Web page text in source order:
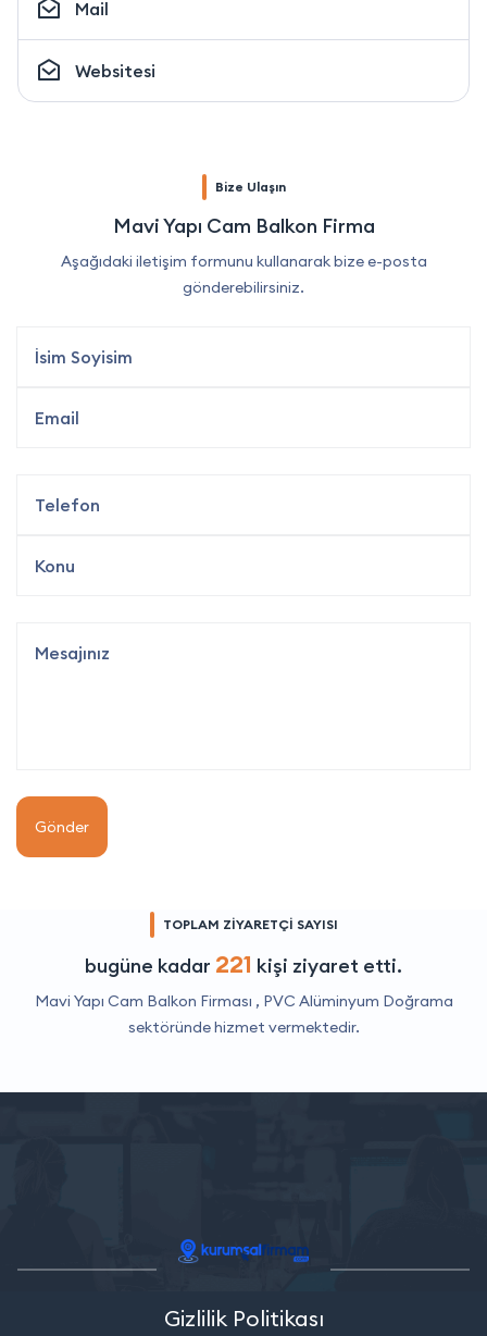
Mail
Websitesi
Bize Ulaşın
Mavi Yapı Cam Balkon Firma
Aşağıdaki iletişim formunu kullanarak bize e-posta
gönderebilirsiniz.
Gönder
TOPLAM ZİYARETÇİ SAYISI
bugüne kadar 221 kişi ziyaret etti.
Mavi Yapı Cam Balkon Firması , PVC Alüminyum Doğrama
sektöründe hizmet vermektedir.
Gizlilik Politikası